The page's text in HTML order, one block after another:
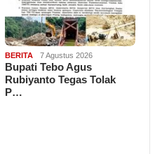
BERITA 7 Agustus 2026
Bupati Tebo Agus
Rubiyanto Tegas Tolak
P…